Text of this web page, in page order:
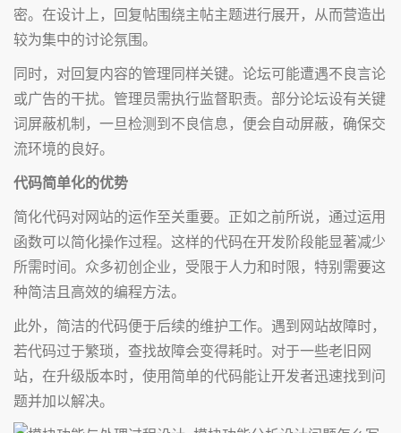
密。在设计上，回复帖围绕主帖主题进行展开，从而营造出
较为集中的讨论氛围。
同时，对回复内容的管理同样关键。论坛可能遭遇不良言论
或广告的干扰。管理员需执行监督职责。部分论坛设有关键
词屏蔽机制，一旦检测到不良信息，便会自动屏蔽，确保交
流环境的良好。
代码简单化的优势
简化代码对网站的运作至关重要。正如之前所说，通过运用
函数可以简化操作过程。这样的代码在开发阶段能显著减少
所需时间。众多初创企业，受限于人力和时限，特别需要这
种简洁且高效的编程方法。
此外，简洁的代码便于后续的维护工作。遇到网站故障时，
若代码过于繁琐，查找故障会变得耗时。对于一些老旧网
站，在升级版本时，使用简单的代码能让开发者迅速找到问
题并加以解决。